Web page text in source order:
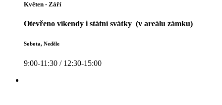
Květen - Září
Otevřeno víkendy i státní svátky (v areálu zámku)
Sobota, Neděle
9:00-11:30 / 12:30-15:00